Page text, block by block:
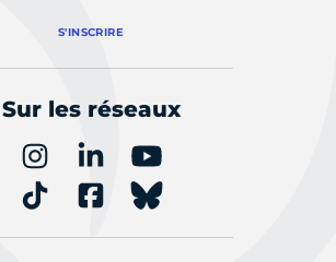
S'INSCRIRE
Sur les réseaux